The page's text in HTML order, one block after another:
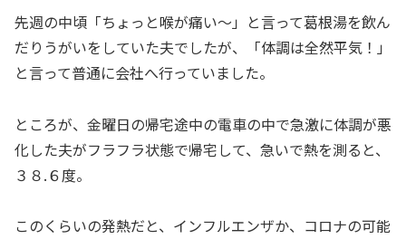
先週の中頃「ちょっと喉が痛い～」と言って葛根湯を飲ん
だりうがいをしていた夫でしたが、「体調は全然平気！」
と言って普通に会社へ行っていました。
ところが、金曜日の帰宅途中の電車の中で急激に体調が悪
化した夫がフラフラ状態で帰宅して、急いで熱を測ると、
３８.６度。
このくらいの発熱だと、インフルエンザか、コロナの可能